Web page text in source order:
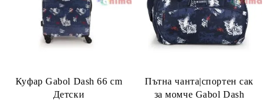
Куфар Gabol Dash 66 cm
Детски
Пътна чанта|спортен сак
за момче Gabol Dash